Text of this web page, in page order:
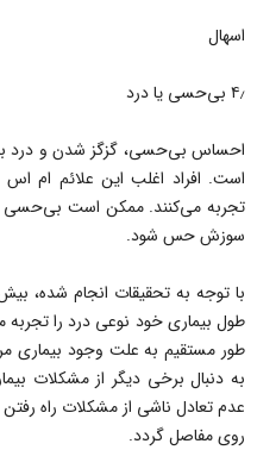
اسهال
۴٫ بی‌حسی یا درد
احساس بی‌حسی، گزگز شدن و درد
است. افراد اغلب این علائم ام
تجربه می‌کنند. ممکن است
سوزش حس شود.
با توجه به تحقیقات انجام شده، بیش
طول بیماری خود نوعی درد را تجربه
طور مستقیم به علت وجود بیماری
به دنبال برخی دیگر از مشکلات
عدم تعادل ناشی از مشکلات راه
روی مفاصل گردد.